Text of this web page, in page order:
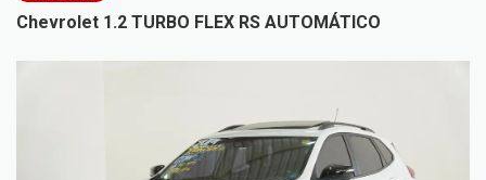
Chevrolet 1.2 TURBO FLEX RS AUTOMÁTICO